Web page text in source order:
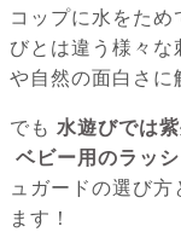
コップに水をた
びとは違う様々な
や自然の面白さに
でも 水遊びでは
ベビー用のラッ
ュガードの選び
ます！